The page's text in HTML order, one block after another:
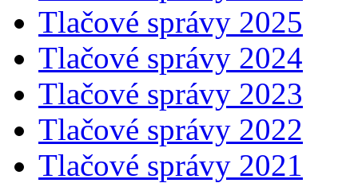
Tlačové správy 2025
Tlačové správy 2024
Tlačové správy 2023
Tlačové správy 2022
Tlačové správy 2021